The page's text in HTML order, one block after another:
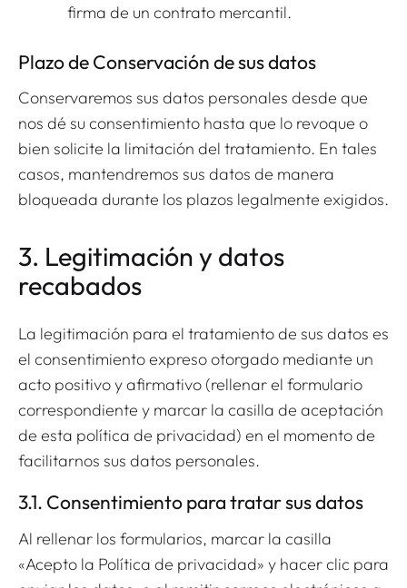
firma de un contrato mercantil.
Plazo de Conservación de sus datos
Conservaremos sus datos personales desde que
nos dé su consentimiento hasta que lo revoque o
bien solicite la limitación del tratamiento. En tales
casos, mantendremos sus datos de manera
bloqueada durante los plazos legalmente exigidos.
3. Legitimación y datos
recabados
La legitimación para el tratamiento de sus datos es
el consentimiento expreso otorgado mediante un
acto positivo y afirmativo (rellenar el formulario
correspondiente y marcar la casilla de aceptación
de esta política de privacidad) en el momento de
facilitarnos sus datos personales.
3.1. Consentimiento para tratar sus datos
Al rellenar los formularios, marcar la casilla
«Acepto la Política de privacidad» y hacer clic para